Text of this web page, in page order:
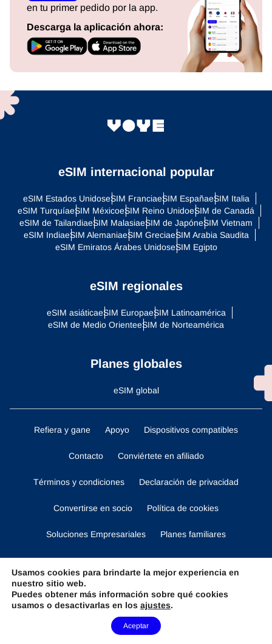
en tu primer pedido por la app.
Descarga la aplicación ahora:
eSIM internacional popular
eSIM Estados UnidoseSIM FranciaeSIM EspañaeSIM Italia
eSIM TurquíaeSIM MéxicoeSIM Reino UnidoeSIM de Canadá
eSIM de TailandiaeSIM MalasiaeSIM de JapóneSIM Vietnam
eSIM IndiaeSIM AlemaniaeSIM GreciaeSIM Arabia Saudita
eSIM Emiratos Árabes UnidoseSIM Egipto
eSIM regionales
eSIM asiáticaeSIM EuropaeSIM Latinoamérica
eSIM de Medio OrienteeSIM de Norteamérica
Planes globales
eSIM global
Refiera y gane Apoyo Dispositivos compatibles
Contacto Conviértete en afiliado
Términos y condiciones Declaración de privacidad
Convertirse en socio Política de cookies
Soluciones Empresariales Planes familiares
Manténganse al tanto
Usamos cookies para brindarte la mejor experiencia en
nuestro sitio web.
Puedes obtener más información sobre qué cookies
usamos o desactivarlas en los ajustes.
Aceptar